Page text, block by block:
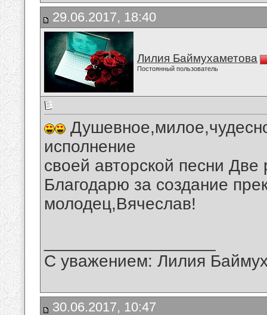
29.06.2017, 18:40
Лилия Баймухаметова
Постоянный пользователь
исполнение
своей авторской песни
Благодарю за создание
молодец,Вячеслав!
С уважением: Лилия
30.06.2017, 10:47